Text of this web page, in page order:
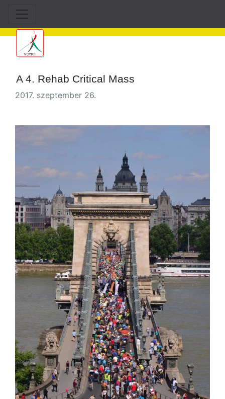
A 4. Rehab Critical Mass
2017. szeptember 26.